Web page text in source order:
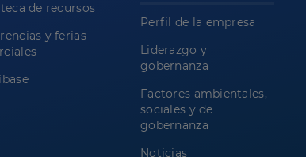
de recursos
y ferias
Perfil de la empresa
Liderazgo y
gobernanza
Factores ambientales,
sociales y de
gobernanza
Noticias